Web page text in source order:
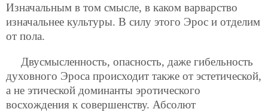
Изначальным в том смысле, в каком варварство
изначальнее культуры. В силу этого Эрос и отделим
от пола.
Двусмысленность, опасность, даже гибельность
духовного Эроса происходит также от эстетической,
а не этической доминанты эротического
восхождения к совершенству. Абсолют